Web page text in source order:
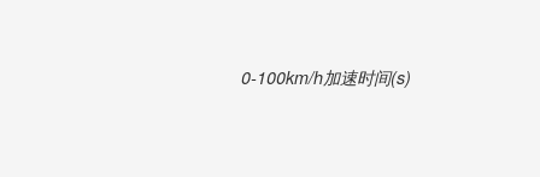
0-100km/h加速时间(s)